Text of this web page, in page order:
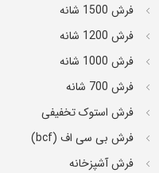
فرش 1500 شانه
فرش 1200 شانه
فرش 1000 شانه
فرش 700 شانه
فرش استوک تخفیفی
فرش بی سی اف (bcf)
فرش آشپزخانه